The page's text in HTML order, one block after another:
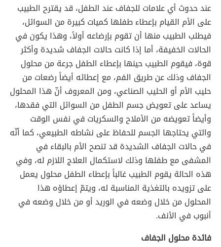
عند حدوث أي علامات للجفاف عند الطفل، قد يقترح الطبيب
على الأم القيام بإعطاء طفلها كميات كبيرة من السوائل،
فيطلب الطبيب منها أن تقوم بإرضاعه أولاً، وهذا يكون في
الحالات الخفيفة، أما إذا كانت حالات الجفاف شديدة وأكثر
قوة، فيقوم الطبيب حينها بإعطاء الطفل جرعة من محلول
الجفاف وذلك عن طريق الفم، مع إعطائه أيضاً رضعات من
حليب الأم أو الحليب الصناعي، ومن المعروف أنّ هذا المحلول
يساعد على تعويض جسم الطفل من السوائل التي فقدها،
وأيضاً تعويضه من الأملاح والسكريات في نفس الوقت
والتي يحتاجها الجسم للحفاظ على نشاطه الطبيعي، كما أنّه
في حالات الجفاف الشديدة قد تنصح الأم بالبقاء في
المشفى مع طفلها وذلك لاستكمال العلاج اللازم له، وفي
هذه الحالة يقوم الطبيب غالباً بإعطاء الطفل محلول يعمل
على تزويده بالتغذية المناسبة له، ويتمّ إعطاؤه هذا
المحلول من خلال وضعه في الوريد أو من خلال وضعه في
أنبوب في الأنف.
فائدة محلول الجفاف